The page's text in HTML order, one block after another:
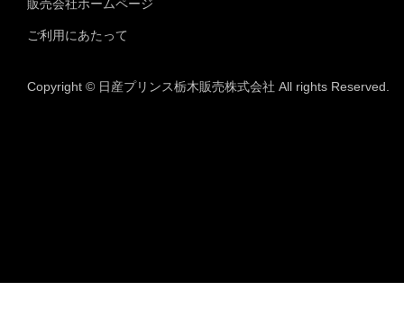
販売会社ホームページ
ご利用にあたって
Copyright © 日産プリンス栃木販売株式会社 All rights Reserved.